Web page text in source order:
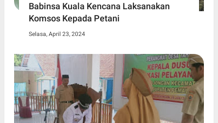
Babinsa Kuala Kencana Laksanakan
Komsos Kepada Petani
Selasa, April 23, 2024